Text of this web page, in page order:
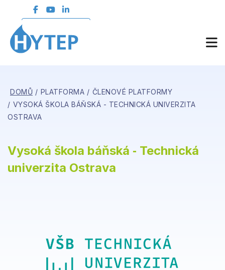
DOMŮ PLATFORMA
ČLENOVÉ PLATFORMY
VYSOKÁ ŠKOLA BÁŇSKÁ - TECHNICKÁ UNIVERZITA
OSTRAVA
Vysoká škola báňská ‑ Technická
univerzita Ostrava